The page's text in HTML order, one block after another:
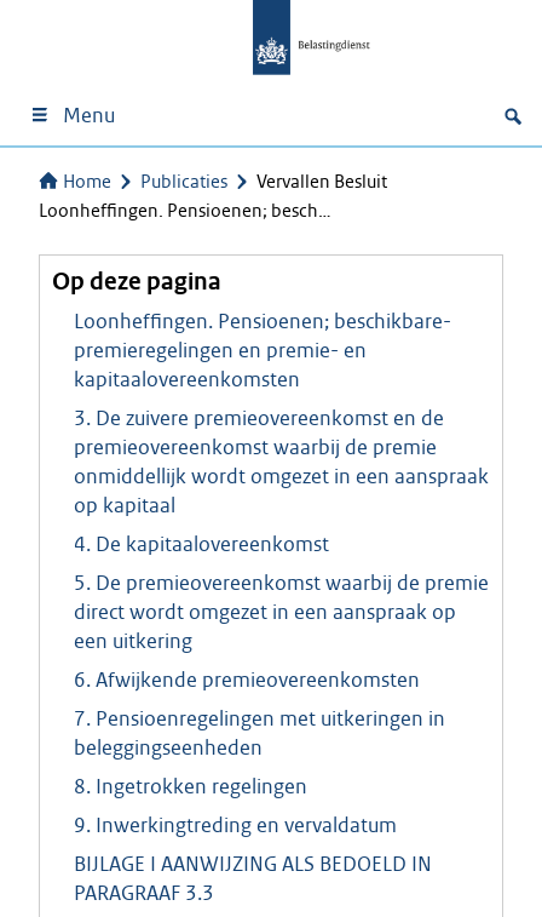
Menu
Home Publicaties
Vervallen Besluit
Loonheffingen. Pensioenen; besch…
Op deze pagina
Loonheffingen. Pensioenen; beschikbare-
premieregelingen en premie- en
kapitaalovereenkomsten
3. De zuivere premieovereenkomst en de
premieovereenkomst waarbij de premie
onmiddellijk wordt omgezet in een aanspraak
op kapitaal
4. De kapitaalovereenkomst
5. De premieovereenkomst waarbij de premie
direct wordt omgezet in een aanspraak op
een uitkering
6. Afwijkende premieovereenkomsten
7. Pensioenregelingen met uitkeringen in
beleggingseenheden
8. Ingetrokken regelingen
9. Inwerkingtreding en vervaldatum
BIJLAGE I AANWIJZING ALS BEDOELD IN
PARAGRAAF 3.3